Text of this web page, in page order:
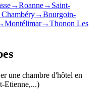
→Roanne→ Saint-
Chambéry→Bourgoin-
Montélimar→Thonon Les
une chambre d'hôtel en
Etienne,...)